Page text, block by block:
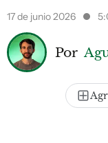
17 de junio 2026
Por